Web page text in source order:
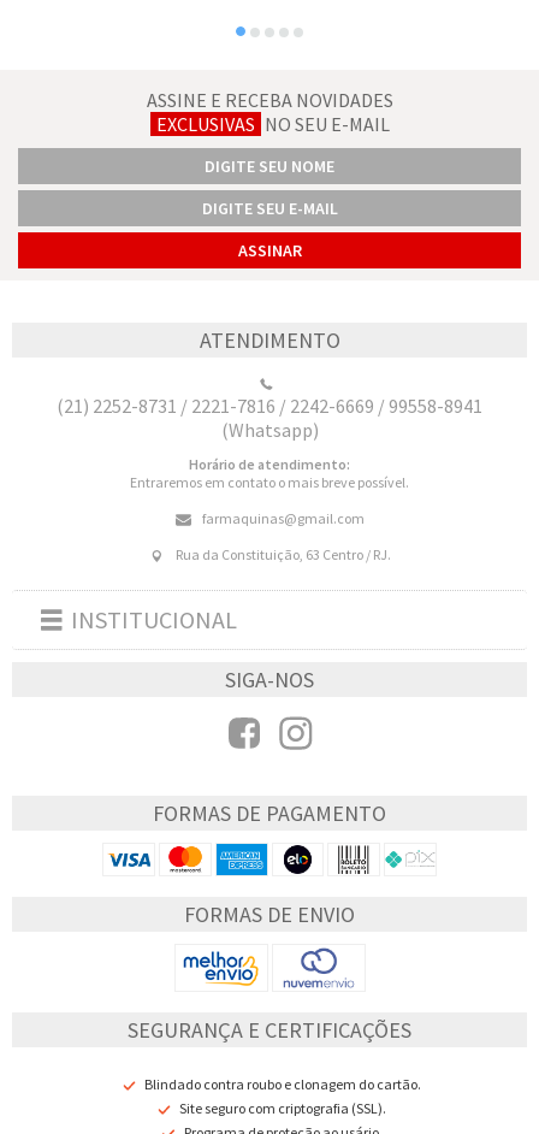
ASSINE E RECEBA NOVIDADES
EXCLUSIVAS NO SEU E-MAIL
ATENDIMENTO
(21) 2252-8731 / 2221-7816 / 2242-6669 / 99558-8941
(Whatsapp)
Horário de atendimento:
Entraremos em contato o mais breve possível.
farmaquinas@gmail.com
Rua da Constituição, 63 Centro / RJ.
Toggle
navigation
INSTITUCIONAL
SIGA-NOS
FORMAS DE PAGAMENTO
FORMAS DE ENVIO
SEGURANÇA E CERTIFICAÇÕES
Blindado contra roubo e clonagem do cartão.
Site seguro com criptografia (SSL).